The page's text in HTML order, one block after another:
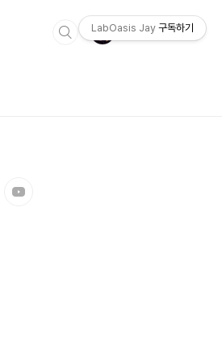
LabOasis Jay 구독하기